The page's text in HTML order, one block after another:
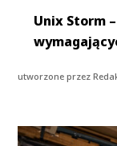
Unix Storm
utworzone przez